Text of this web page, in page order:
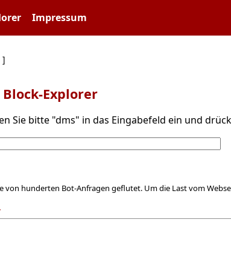
Impressum
]
Explorer
Sie bitte "dms" in das Eingabefeld ein und
von hunderten Bot-Anfragen geflutet. Um die Last vom